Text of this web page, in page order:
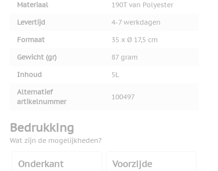
Materiaal
190T van Polyester
Levertijd
4-7 werkdagen
Formaat
35 x Ø 17,5 cm
Gewicht (gr)
87 gram
Inhoud
5L
Alternatief
artikelnummer
100497
Bedrukking
Wat zijn de mogelijkheden?
Onderkant Voorzijde